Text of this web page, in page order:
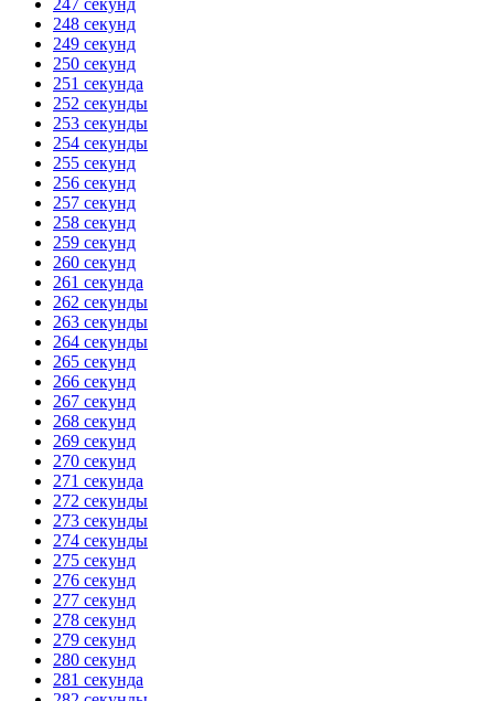
247 секунд
248 секунд
249 секунд
250 секунд
251 секунда
252 секунды
253 секунды
254 секунды
255 секунд
256 секунд
257 секунд
258 секунд
259 секунд
260 секунд
261 секунда
262 секунды
263 секунды
264 секунды
265 секунд
266 секунд
267 секунд
268 секунд
269 секунд
270 секунд
271 секунда
272 секунды
273 секунды
274 секунды
275 секунд
276 секунд
277 секунд
278 секунд
279 секунд
280 секунд
281 секунда